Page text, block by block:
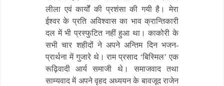
लीला एवं कार्यों की प्रशंसा की गयी है। मेरा
ईश्वर के प्रति अविश्वास का भाव क्रान्तिकारी
दल में भी प्रस्फुटित नहीं हुआ था। काकोरी के
सभी चार शहीदों ने अपने अन्तिम दिन भजन-
प्रार्थना में गुजारे थे। राम प्रसाद ‘बिस्मिल’ एक
रूढ़िवादी आर्य समाजी थे। समाजवाद तथा
साम्यवाद में अपने वृहद अध्ययन के बावजूद राजेन